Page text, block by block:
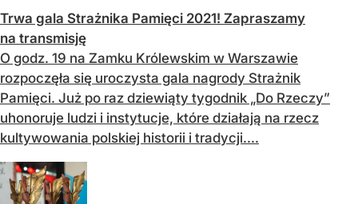
Trwa gala Strażnika Pamięci 2021! Zapraszamy
na transmisję
O godz. 19 na Zamku Królewskim w Warszawie
rozpoczęła się uroczysta gala nagrody Strażnik
Pamięci. Już po raz dziewiąty tygodnik „Do Rzeczy”
uhonoruje ludzi i instytucje, które działają na rzecz
kultywowania polskiej historii i tradycji....